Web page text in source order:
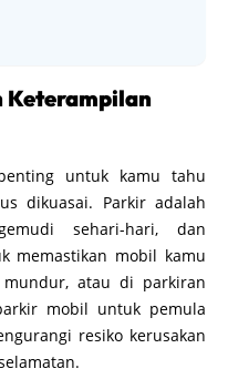
Keterampilan
untuk kamu tahu
dikuasai. Parkir adalah
sehari-hari, dan
memastikan mobil kamu
atau di parkiran
mobil untuk pemula
resiko kerusakan